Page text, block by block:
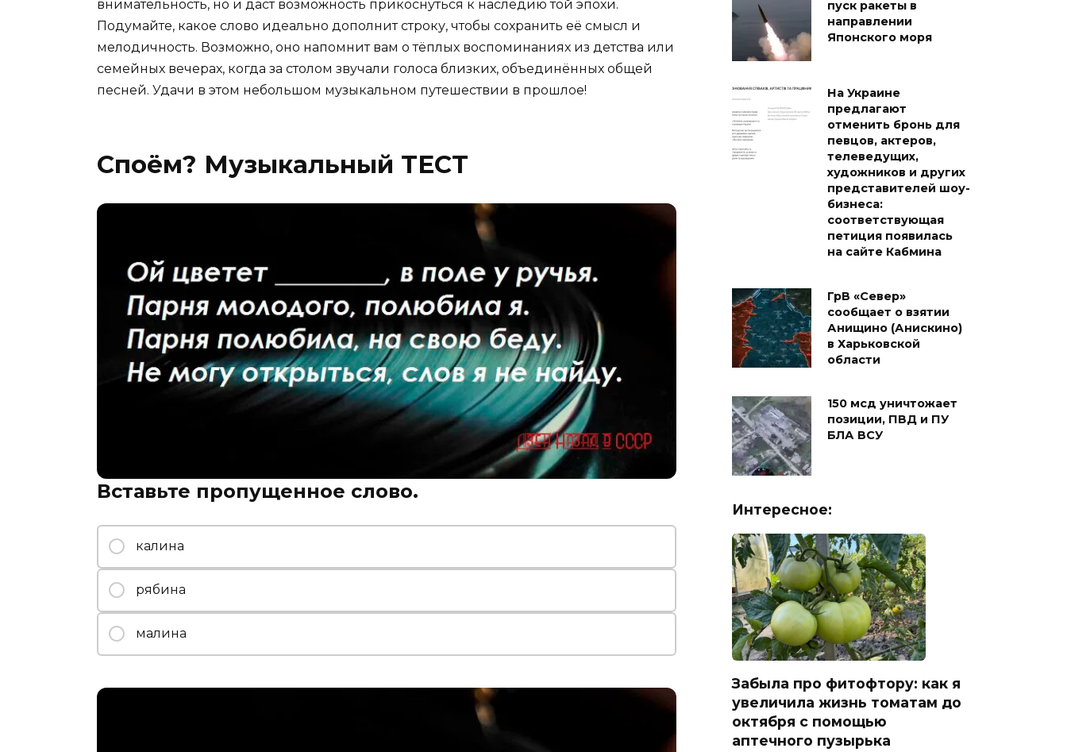
внимательность, но и даст возможность прикоснуться к наследию той эпохи.
Подумайте, какое слово идеально дополнит строку, чтобы сохранить её смысл и
мелодичность. Возможно, оно напомнит вам о тёплых воспоминаниях из детства или
семейных вечерах, когда за столом звучали голоса близких, объединённых общей
песней. Удачи в этом небольшом музыкальном путешествии в прошлое!
Споём? Музыкальный ТЕСТ
Вставьте пропущенное слово.
калина
рябина
малина
пуск ракеты в
направлении
Японского моря
На Украине
предлагают
отменить бронь для
певцов, актеров,
телеведущих,
художников и других
представителей шоу-
бизнеса:
соответствующая
петиция появилась
на сайте Кабмина
ГрВ «Север»
сообщает о взятии
Анищино (Анискино)
в Харьковской
области
150 мсд уничтожает
позиции, ПВД и ПУ
БЛА ВСУ
Интересное:
Забыла про фитофтору: как я
увеличила жизнь томатам до
октября с помощью
аптечного пузырька